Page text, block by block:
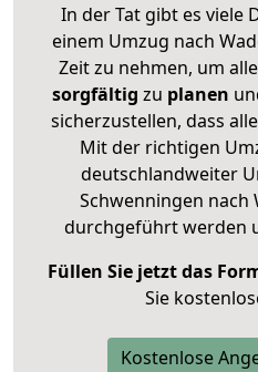
In der Tat gibt es viele
einem Umzug nach
Zeit zu nehmen, um
sorgfältig zu planen
sicherzustellen, dass
Mit der richtigen
deutschlandweiter
Schwenningen
durchgeführt werden
Füllen Sie jetzt das
Sie
Kostenlose